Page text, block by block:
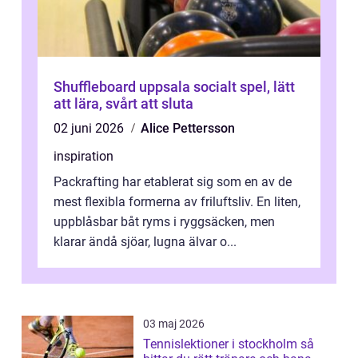
Shuffleboard uppsala socialt spel, lätt
att lära, svårt att sluta
02 juni 2026
Alice Pettersson
inspiration
Packrafting har etablerat sig som en av de
mest flexibla formerna av friluftsliv. En liten,
uppblåsbar båt ryms i ryggsäcken, men
klarar ändå sjöar, lugna älvar o...
03 maj 2026
Tennislektioner i stockholm så